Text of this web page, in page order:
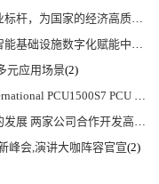
力量|上海电气集团党委书记、董事长吴磊来访
基础设施数字化赋能中心
元应用场景(2)
PCU 1500 S7 V4.5.0
太阳能组串式逆变器方案 以实现可持续的未来
峰会,演讲大咖阵容官宣(2)